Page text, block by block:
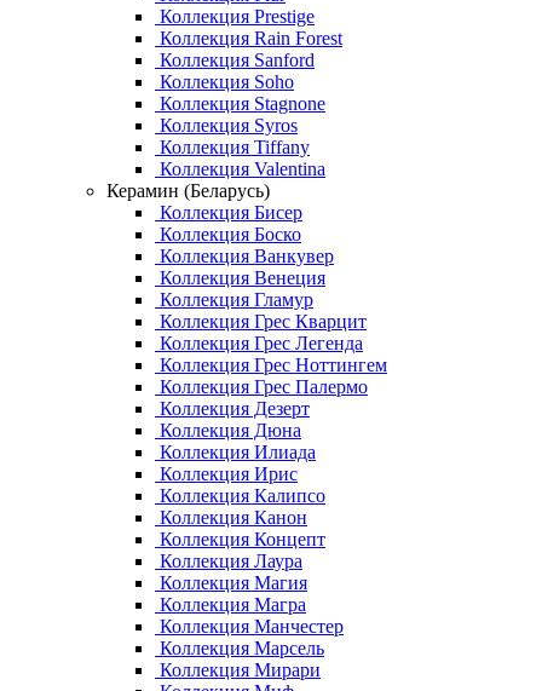
Коллекция Prestige
Коллекция Rain Forest
Коллекция Sanford
Коллекция Soho
Коллекция Stagnone
Коллекция Syros
Коллекция Tiffany
Коллекция Valentina
Керамин (Беларусь)
Коллекция Бисер
Коллекция Боско
Коллекция Ванкувер
Коллекция Венеция
Коллекция Гламур
Коллекция Грес Кварцит
Коллекция Грес Легенда
Коллекция Грес Ноттингем
Коллекция Грес Палермо
Коллекция Дезерт
Коллекция Дюна
Коллекция Илиада
Коллекция Ирис
Коллекция Калипсо
Коллекция Канон
Коллекция Концепт
Коллекция Лаура
Коллекция Магия
Коллекция Магра
Коллекция Манчестер
Коллекция Марсель
Коллекция Мирари